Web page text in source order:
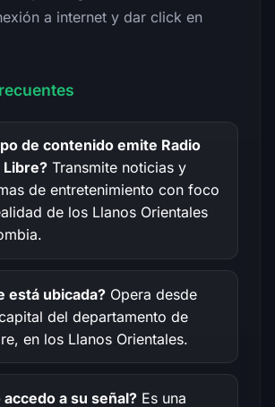
a internet y dar click en
de contenido emite Radio
Libre? Transmite noticias y
de entretenimiento con foco
de los Llanos Orientales
está ubicada? Opera desde
del departamento de
en los Llanos Orientales.
accedo a su señal? Es una